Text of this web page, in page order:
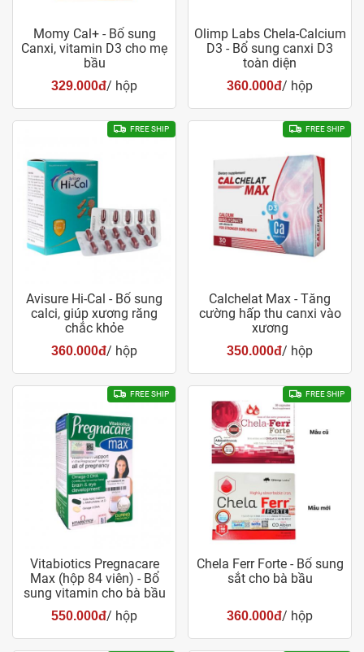
Momy Cal+ - Bổ sung
Canxi, vitamin D3 cho mẹ
bầu
329.000đ/ hộp
Olimp Labs Chela-Calcium
D3 - Bổ sung canxi D3
toàn diện
360.000đ/ hộp
FREE SHIP
Avisure Hi-Cal - Bổ sung
calci, giúp xương răng
chắc khỏe
360.000đ/ hộp
FREE SHIP
Calchelat Max - Tăng
cường hấp thu canxi vào
xương
350.000đ/ hộp
FREE SHIP
Vitabiotics Pregnacare
Max (hộp 84 viên) - Bổ
sung vitamin cho bà bầu
550.000đ/ hộp
FREE SHIP
Chela Ferr Forte - Bổ sung
sắt cho bà bầu
360.000đ/ hộp